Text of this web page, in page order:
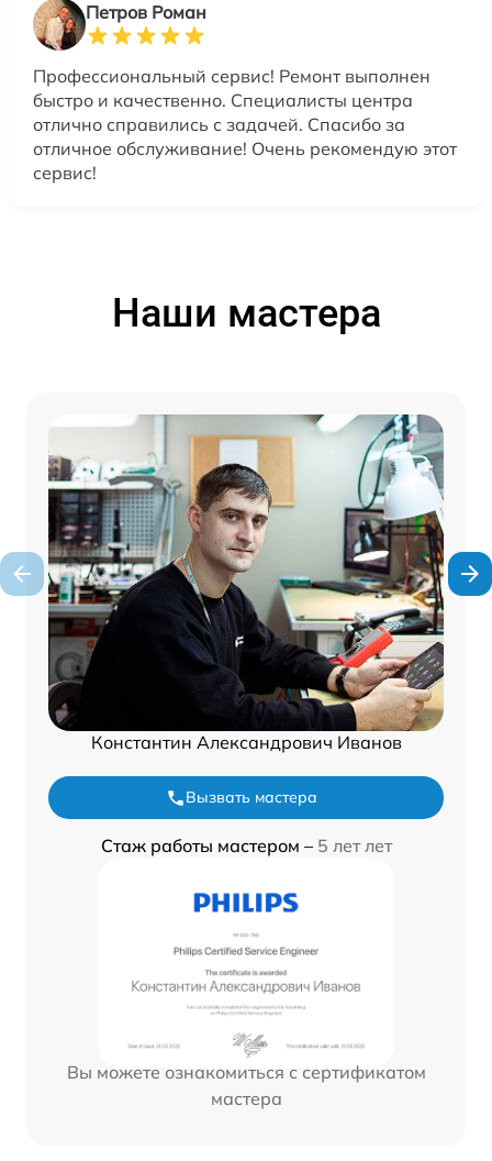
Петров Роман
Профессиональный сервис! Ремонт выполнен
быстро и качественно. Специалисты центра
отлично справились с задачей. Спасибо за
отличное обслуживание! Очень рекомендую этот
сервис!
Наши мастера
Константин Александрович Иванов
Вызвать мастера
Стаж работы мастером – 5 лет лет
Вы можете ознакомиться с сертификатом
мастера